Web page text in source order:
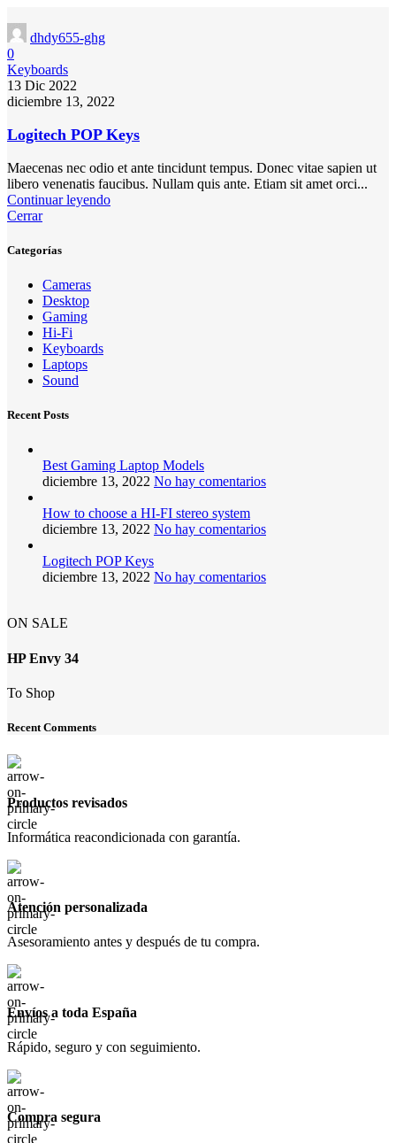
dhdy655-ghg
0
Keyboards
13 Dic 2022
diciembre 13, 2022
Logitech POP Keys
Maecenas nec odio et ante tincidunt tempus. Donec vitae sapien ut
libero venenatis faucibus. Nullam quis ante. Etiam sit amet orci...
Continuar leyendo
Cerrar
Categorías
Cameras
Desktop
Gaming
Hi-Fi
Keyboards
Laptops
Sound
Recent Posts
Best Gaming Laptop Models
diciembre 13, 2022 No hay comentarios
How to choose a HI-FI stereo system
diciembre 13, 2022 No hay comentarios
Logitech POP Keys
diciembre 13, 2022 No hay comentarios
ON SALE
HP Envy 34
To Shop
Recent Comments
Productos revisados
Informática reacondicionada con garantía.
Atención personalizada
Asesoramiento antes y después de tu compra.
Envíos a toda España
Rápido, seguro y con seguimiento.
Compra segura